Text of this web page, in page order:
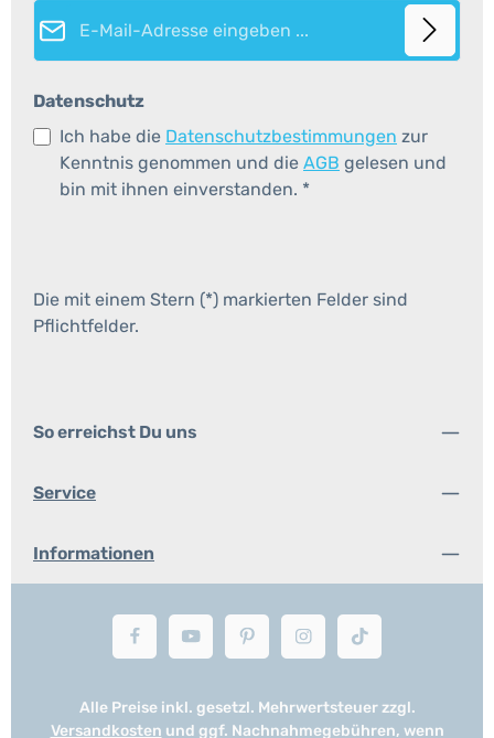
Datenschutz
Ich habe die Datenschutzbestimmungen zur
Kenntnis genommen und die AGB gelesen und
bin mit ihnen einverstanden. *
Die mit einem Stern (*) markierten Felder sind
Pflichtfelder.
So erreichst Du uns
Service
Informationen
Alle Preise inkl. gesetzl. Mehrwertsteuer zzgl.
Versandkosten und ggf. Nachnahmegebühren, wenn